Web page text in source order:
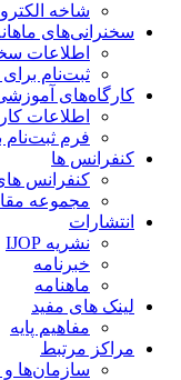
شاخه‌
سخنرانی‌های ماهانه
اطلاعات
ثبت‌نام برای
کارگاه‌های آموزشی
اطلاعات
فرم ثبت‌نام
کنفرانس ها
کنفرانس های
مجموعه
انتشارات
نشریه IJOP
خبرنامه
ماهنامه
لینک های مفید
مفاهیم پایه
مراکز مرتبط
سازمان‌ها و